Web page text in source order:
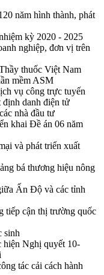
năm hình thành, phát
kỳ 2020 - 2025
nghiệp, đơn vị trên
thuốc Việt Nam
mềm ASM
vụ công trực tuyến
danh điện tử
nhà đầu tư
khai Đề án 06 năm
và phát triển xuất
bá thương hiệu nông
Ấn Độ và các tỉnh
tiếp cận thị trường quốc
sinh
hiện Nghị quyết 10-
tác cải cách hành